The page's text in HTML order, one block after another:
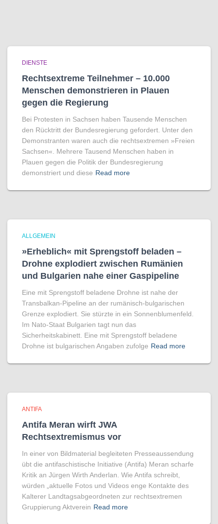
DIENSTE
Rechtsextreme Teilnehmer – 10.000
Menschen demonstrieren in Plauen
gegen die Regierung
Bei Protesten in Sachsen haben Tausende Menschen
den Rücktritt der Bundesregierung gefordert. Unter den
Demonstranten waren auch die rechtsextremen »Freien
Sachsen«. Mehrere Tausend Menschen haben in
Plauen gegen die Politik der Bundesregierung
demonstriert und diese Read more
ALLGEMEIN
»Erheblich« mit Sprengstoff beladen –
Drohne explodiert zwischen Rumänien
und Bulgarien nahe einer Gaspipeline
Eine mit Sprengstoff beladene Drohne ist nahe der
Transbalkan-Pipeline an der rumänisch-bulgarischen
Grenze explodiert. Sie stürzte in ein Sonnenblumenfeld.
Im Nato-Staat Bulgarien tagt nun das
Sicherheitskabinett. Eine mit Sprengstoff beladene
Drohne ist bulgarischen Angaben zufolge Read more
ANTIFA
Antifa Meran wirft JWA
Rechtsextremismus vor
In einer von Bildmaterial begleiteten Presseaussendung
übt die antifaschistische Initiative (Antifa) Meran scharfe
Kritik an Jürgen Wirth Anderlan. Wie Antifa schreibt,
würden „aktuelle Fotos und Videos enge Kontakte des
Kalterer Landtagsabgeordneten zur rechtsextremen
Gruppierung Aktverein Read more